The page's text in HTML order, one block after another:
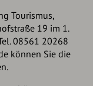
Tourismus,
19 im 1.
08561 20268
können Sie die